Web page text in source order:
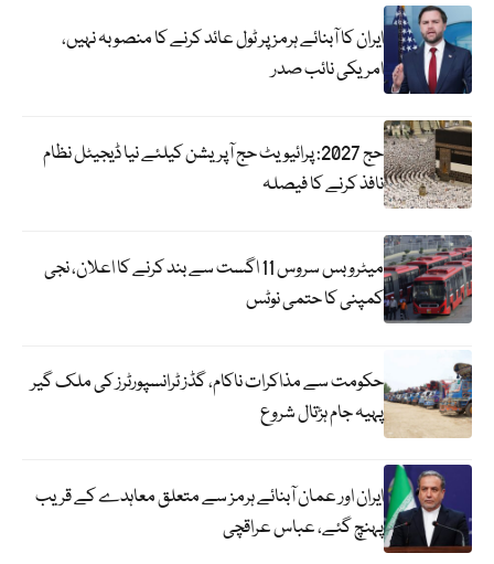
ایران کا آبنائے ہرمز پر ٹول عائد کرنے کا منصوبہ نہیں،
امریکی نائب صدر
حج 2027: پرائیویٹ حج آپریشن کیلئے نیا ڈیجیٹل نظام
نافذ کرنے کا فیصلہ
میٹرو بس سروس 11 اگست سے بند کرنے کا اعلان، نجی
کمپنی کا حتمی نوٹس
حکومت سے مذاکرات ناکام، گڈز ٹرانسپورٹرز کی ملک گیر
پہیہ جام ہڑتال شروع
ایران اور عمان آبنائے ہرمز سے متعلق معاہدے کے قریب
پہنچ گئے، عباس عراقچی